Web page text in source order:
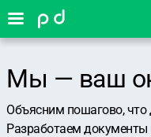
Мы — ваш
Объясним пошагово, что
Разработаем